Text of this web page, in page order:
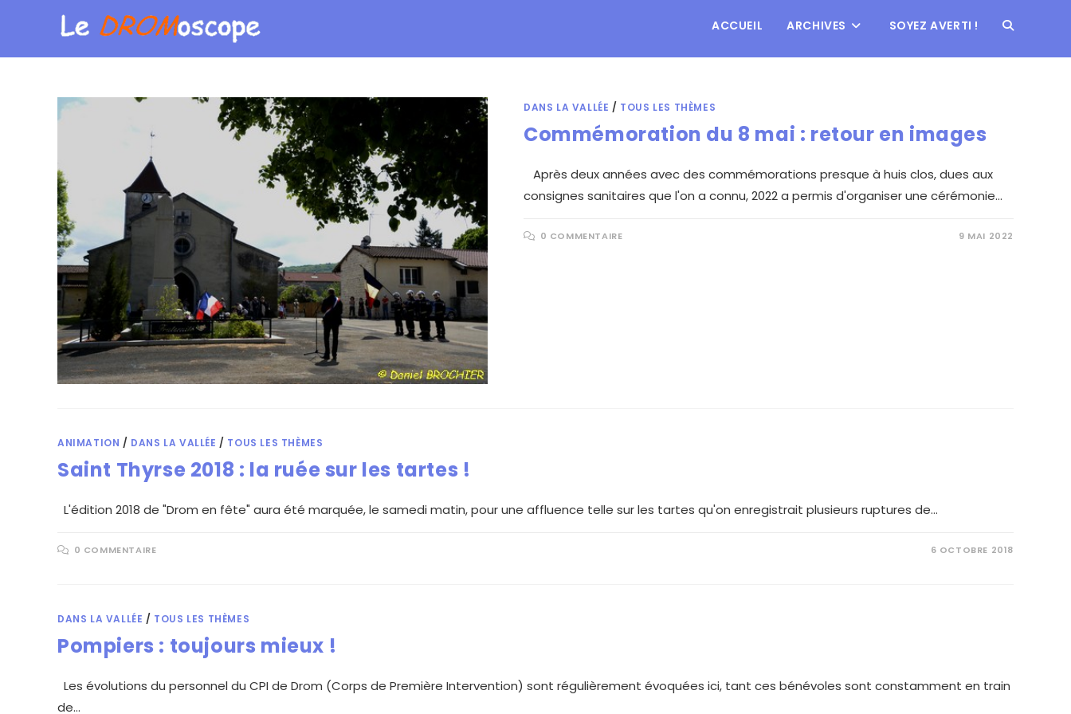
ACCUEIL ARCHIVES SOYEZ AVERTI !
DANS LA VALLÉE / TOUS LES THÈMES
Commémoration du 8 mai : retour en images
Après deux années avec des commémorations presque à huis clos, dues aux
consignes sanitaires que l'on a connu, 2022 a permis d'organiser une cérémonie…
0 COMMENTAIRE 9 MAI 2022
ANIMATION / DANS LA VALLÉE / TOUS LES THÈMES
Saint Thyrse 2018 : la ruée sur les tartes !
L'édition 2018 de "Drom en fête" aura été marquée, le samedi matin, pour une affluence telle sur les tartes qu'on enregistrait plusieurs ruptures de…
0 COMMENTAIRE 6 OCTOBRE 2018
DANS LA VALLÉE / TOUS LES THÈMES
Pompiers : toujours mieux !
Les évolutions du personnel du CPI de Drom (Corps de Première Intervention) sont régulièrement évoquées ici, tant ces bénévoles sont constamment en train
de…